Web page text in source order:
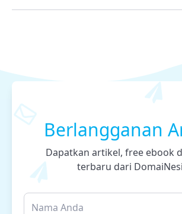
Berlangganan
Dapatkan artikel, free ebook
terbaru dari